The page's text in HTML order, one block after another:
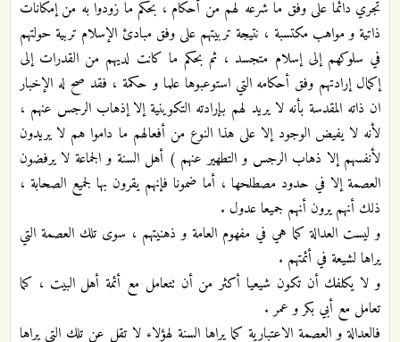
تجري دائما على وفق ما شرعه لهم من أحكام ، بحكم ما زودوا به من إمكانات
ذاتية و مواهب مكتسبة ، نتيجة تربيتهم على وفق مبادئ الإسلام تربية حولتهم
في سلوكهم إلى إسلام متجسد ، ثم بحكم ما كانت لديهم من القدرات إلى
إكمال إرادتهم وفق أحكامه التي استوعبوها علما و حكمة ، فقد صح له الإخبار
ان ذاته المقدسة بأنه لا يريد لهم بإرادته التكوينية إلا إذهاب الرجس عنهم ،
لأنه لا يفيض الوجود إلا على هذا النوع من أفعالهم ما داموا هم لا يريدون
لأنفسهم إلا ذهاب الرجس و التطهير عنهم ) أهل السنة و الجماعة لا يرفضون
العصمة إلا في حدود مصطلحها ، أما ضمونا فإنهم يقرون بها لجميع الصحابة ،
ذلك أنهم يرون أنهم جميعا عدول .
و ليست العدالة كما هي في مفهوم العامة و ذهنيتهم ، سوى تلك العصمة التي
يراها لشيعة في أئمتهم .
و لا يكلفك أن تكون شيعيا أكثر من أن تتعامل مع أئمة أهل البيت ، كما
تعامل مع أبي بكر و عمر .
فالعدالة و العصمة الاعتبارية كما يراها السنة لهؤلاء لا تقل عن تلك التي يراها